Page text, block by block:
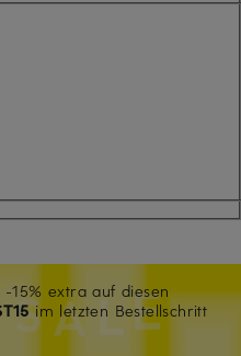
15% extra auf diesen
im letzten Bestellschritt